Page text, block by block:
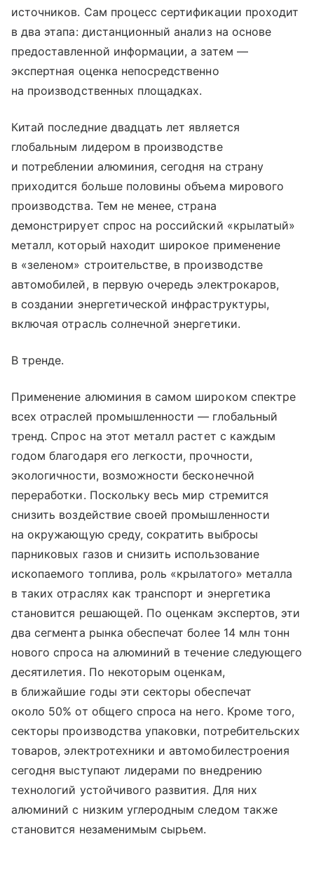
источников. Сам процесс сертификации проходит
в два этапа: дистанционный анализ на основе
предоставленной информации, а затем —
экспертная оценка непосредственно
на производственных площадках.
Китай последние двадцать лет является
глобальным лидером в производстве
и потреблении алюминия, сегодня на страну
приходится больше половины объема мирового
производства. Тем не менее, страна
демонстрирует спрос на российский «крылатый»
металл, который находит широкое применение
в «зеленом» строительстве, в производстве
автомобилей, в первую очередь электрокаров,
в создании энергетической инфраструктуры,
включая отрасль солнечной энергетики.
В тренде.
Применение алюминия в самом широком спектре
всех отраслей промышленности — глобальный
тренд. Спрос на этот металл растет с каждым
годом благодаря его легкости, прочности,
экологичности, возможности бесконечной
переработки. Поскольку весь мир стремится
снизить воздействие своей промышленности
на окружающую среду, сократить выбросы
парниковых газов и снизить использование
ископаемого топлива, роль «крылатого» металла
в таких отраслях как транспорт и энергетика
становится решающей. По оценкам экспертов, эти
два сегмента рынка обеспечат более 14 млн тонн
нового спроса на алюминий в течение следующего
десятилетия. По некоторым оценкам,
в ближайшие годы эти секторы обеспечат
около 50% от общего спроса на него. Кроме того,
секторы производства упаковки, потребительских
товаров, электротехники и автомобилестроения
сегодня выступают лидерами по внедрению
технологий устойчивого развития. Для них
алюминий с низким углеродным следом также
становится незаменимым сырьем.